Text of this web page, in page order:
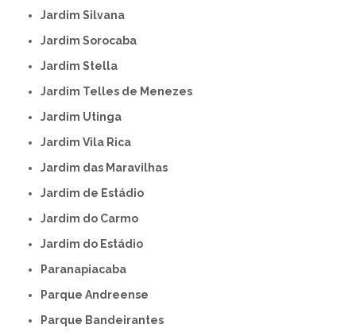
Jardim Silvana
Jardim Sorocaba
Jardim Stella
Jardim Telles de Menezes
Jardim Utinga
Jardim Vila Rica
Jardim das Maravilhas
Jardim de Estádio
Jardim do Carmo
Jardim do Estádio
Paranapiacaba
Parque Andreense
Parque Bandeirantes